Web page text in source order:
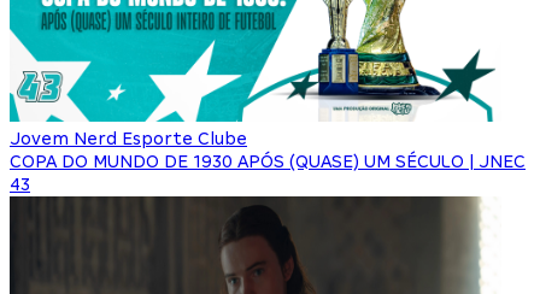
Jovem Nerd Esporte Clube
COPA DO MUNDO DE 1930 APÓS (QUASE) UM SÉCULO | JNEC
43